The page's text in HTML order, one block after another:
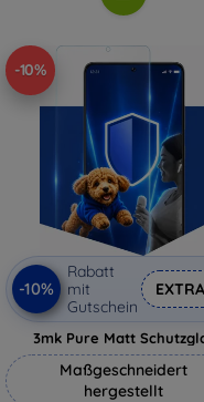
-10%
-10%
Rabatt
mit
Gutschein
3mk Pure Matt
Maßgeschneidert
hergestellt